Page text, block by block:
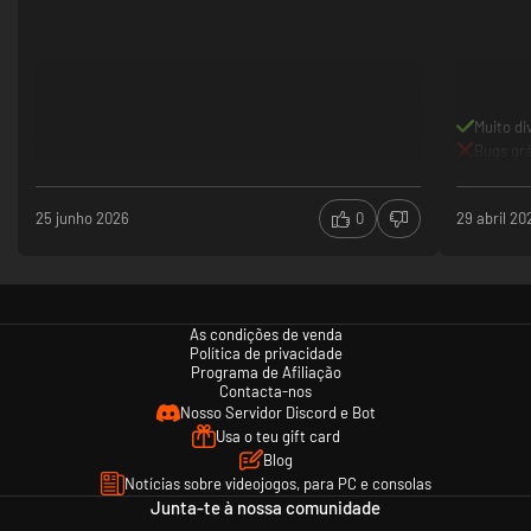
25 junho 2026 0
Muito
29 abril
As condições de venda
Política de privacidade
Programa de Afiliação
Contacta-nos
Nosso Servidor Discord e Bot
Usa o teu gift card
Blog
Notícias sobre videojogos, para PC e consolas
Junta-te à nossa comunidade